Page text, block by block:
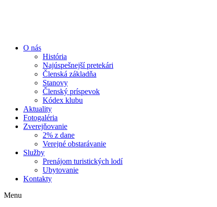
O nás
História
Najúspešnejší pretekári
Členská základňa
Stanovy
Členský príspevok
Kódex klubu
Aktuality
Fotogaléria
Zverejňovanie
2% z dane
Verejné obstarávanie
Služby
Prenájom turistických lodí
Ubytovanie
Kontakty
Menu